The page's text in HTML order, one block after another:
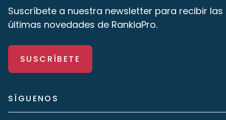
Suscríbete a nuestra newsletter para recibir las
últimas novedades de RankiaPro.
SUSCRÍBETE
SÍGUENOS